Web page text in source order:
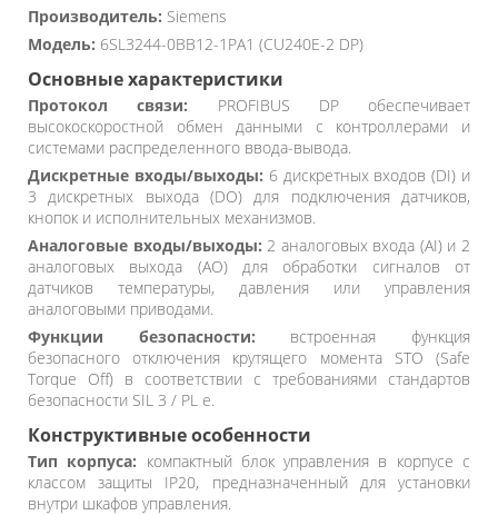
Производитель: Siemens
Модель: 6SL3244-0BB12-1PA1 (CU240E-2 DP)
Основные характеристики
Протокол связи: PROFIBUS DP обеспечивает
высокоскоростной обмен данными с контроллерами и
системами распределенного ввода-вывода.
Дискретные входы/выходы: 6 дискретных входов (DI) и
3 дискретных выхода (DO) для подключения датчиков,
кнопок и исполнительных механизмов.
Аналоговые входы/выходы: 2 аналоговых входа (AI) и 2
аналоговых выхода (AO) для обработки сигналов от
датчиков температуры, давления или управления
аналоговыми приводами.
Функции безопасности: встроенная функция
безопасного отключения крутящего момента STO (Safe
Torque Off) в соответствии с требованиями стандартов
безопасности SIL 3 / PL e.
Конструктивные особенности
Тип корпуса: компактный блок управления в корпусе с
классом защиты IP20, предназначенный для установки
внутри шкафов управления.